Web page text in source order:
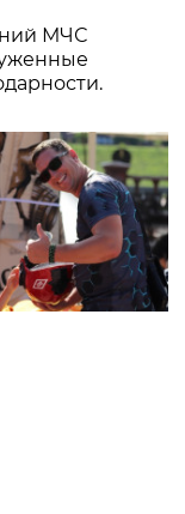
МЧС